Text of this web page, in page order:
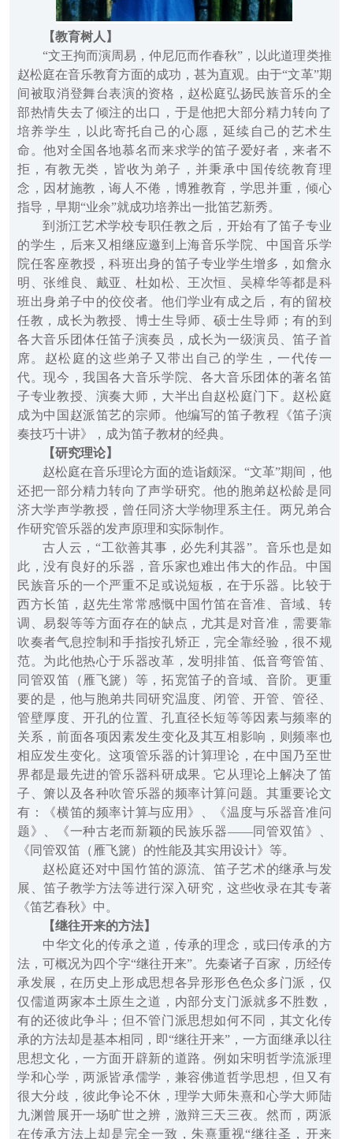
【教育树人】
“文王拘而演周易，仲尼厄而作春秋”，以此道理类推
赵松庭在音乐教育方面的成功，甚为直观。由于“文革”期
间被取消登舞台表演的资格，赵松庭弘扬民族音乐的全
部热情失去了倾注的出口，于是他把大部分精力转向了
培养学生，以此寄托自己的心愿，延续自己的艺术生
命。他对全国各地慕名而来求学的笛子爱好者，来者不
拒，有教无类，皆收为弟子，并秉承中国传统教育理
念，因材施教，诲人不倦，博雅教育，学思并重，倾心
指导，早期“业余”就成功培养出一批笛艺新秀。
到浙江艺术学校专职任教之后，开始有了笛子专业
的学生，后来又相继应邀到上海音乐学院、中国音乐学
院任客座教授，科班出身的笛子专业学生增多，如詹永
明、张维良、戴亚、杜如松、王次恒、吴樟华等都是科
班出身弟子中的佼佼者。他们学业有成之后，有的留校
任教，成长为教授、博士生导师、硕士生导师；有的到
各大音乐团体任笛子演奏员，成长为一级演员、笛子首
席。赵松庭的这些弟子又带出自己的学生，一代传一
代。现今，我国各大音乐学院、各大音乐团体的著名笛
子专业教授、演奏大师，大半出自赵松庭门下。赵松庭
成为中国赵派笛艺的宗师。他编写的笛子教程《笛子演
奏技巧十讲》，成为笛子教材的经典。
【研究理论】
赵松庭在音乐理论方面的造诣颇深。“文革”期间，他
还把一部分精力转向了声学研究。他的胞弟赵松龄是同
济大学声学教授，曾任同济大学物理系主任。两兄弟合
作研究管乐器的发声原理和实际制作。
古人云，“工欲善其事，必先利其器”。音乐也是如
此，没有良好的乐器，音乐家也难出伟大的作品。中国
民族音乐的一个严重不足或说短板，在于乐器。比较于
西方长笛，赵先生常常感慨中国竹笛在音准、音域、转
调、易裂等等方面存在的缺点，尤其是对音准，需要靠
吹奏者气息控制和手指按孔矫正，完全靠经验，很不规
范。为此他热心于乐器改革，发明排笛、低音弯管笛、
同管双笛（雁飞篪）等，拓宽笛子的音域、音阶。更重
要的是，他与胞弟共同研究温度、闭管、开管、管径、
管壁厚度、开孔的位置、孔直径长短等等因素与频率的
关系，前面各项因素发生变化及其互相影响，则频率也
相应发生变化。这项管乐器的计算理论，在中国乃至世
界都是最先进的管乐器科研成果。它从理论上解决了笛
子、箫以及各种吹管乐器的频率计算问题。其重要论文
有：《横笛的频率计算与应用》、《温度与乐器音准问
题》、《一种古老而新颖的民族乐器——同管双笛》、
《同管双笛（雁飞篪）的性能及其实用设计》等。
赵松庭还对中国竹笛的源流、笛子艺术的继承与发
展、笛子教学方法等进行深入研究，这些收录在其专著
《笛艺春秋》中。
【继往开来的方法】
中华文化的传承之道，传承的理念，或曰传承的方
法，可概况为四个字“继往开来”。先秦诸子百家，历经传
承发展，在历史上形成思想各异形形色色众多门派，仅
仅儒道两家本土原生之道，内部分支门派就多不胜数，
有的还彼此争斗；但不管门派思想如何不同，其文化传
承的方法却是基本相同，即“继往开来”，一方面继承以往
思想文化，一方面开辟新的道路。例如宋明哲学流派理
学和心学，两派皆承儒学，兼容佛道哲学思想，但又有
很大分歧，彼此争论不休，理学大师朱熹和心学大师陆
九渊曾展开一场旷世之辨，激辩三天三夜。然而，两派
在传承方法上却是完全一致，朱熹重视“继往圣，开来